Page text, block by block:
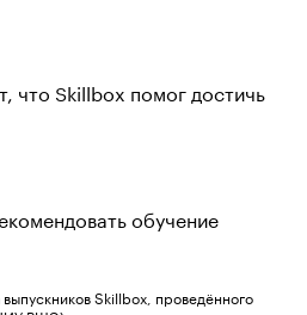
что Skillbox помог достичь
обучение
Skillbox, проведённого